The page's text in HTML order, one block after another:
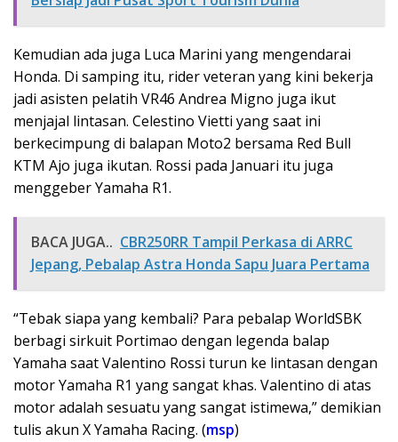
Kemudian ada juga Luca Marini yang mengendarai
Honda. Di samping itu, rider veteran yang kini bekerja
jadi asisten pelatih VR46 Andrea Migno juga ikut
menjajal lintasan. Celestino Vietti yang saat ini
berkecimpung di balapan Moto2 bersama Red Bull
KTM Ajo juga ikutan. Rossi pada Januari itu juga
menggeber Yamaha R1.
BACA JUGA.. CBR250RR Tampil Perkasa di ARRC
Jepang, Pebalap Astra Honda Sapu Juara Pertama
“Tebak siapa yang kembali? Para pebalap WorldSBK
berbagi sirkuit Portimao dengan legenda balap
Yamaha saat Valentino Rossi turun ke lintasan dengan
motor Yamaha R1 yang sangat khas. Valentino di atas
motor adalah sesuatu yang sangat istimewa,” demikian
tulis akun X Yamaha Racing. (msp)